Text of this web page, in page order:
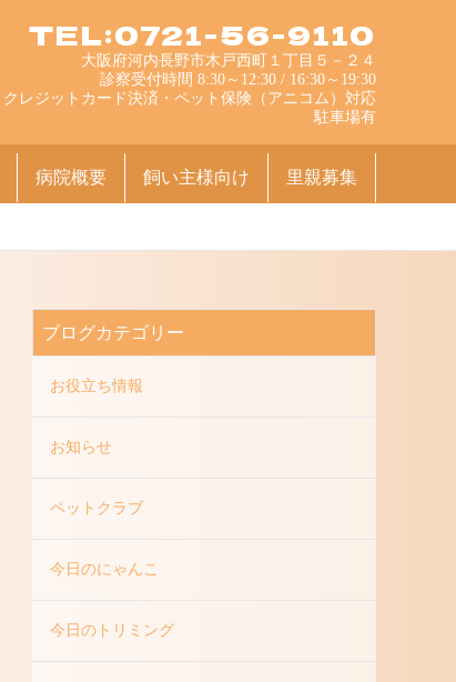
TEL:0721-56-9110
大阪府河内長野市木戸西町１丁目５－２４
診察受付時間 8:30～12:30 / 16:30～19:30
クレジットカード決済・ペット保険（アニコム）対応
駐車場有
病院概要 飼い主様向け 里親募集
ブログカテゴリー
お役立ち情報
お知らせ
ペットクラブ
今日のにゃんこ
今日のトリミング